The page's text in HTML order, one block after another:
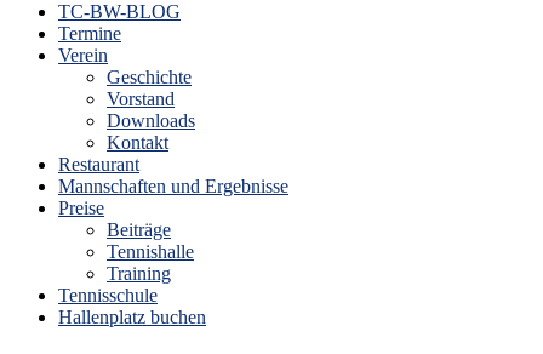
TC-BW-BLOG
Termine
Verein
Geschichte
Vorstand
Downloads
Kontakt
Restaurant
Mannschaften und Ergebnisse
Preise
Beiträge
Tennishalle
Training
Tennisschule
Hallenplatz buchen